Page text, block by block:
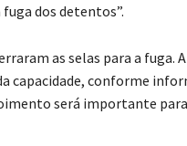
dos detentos”.
as selas para a fuga.
capacidade, conforme
será importante